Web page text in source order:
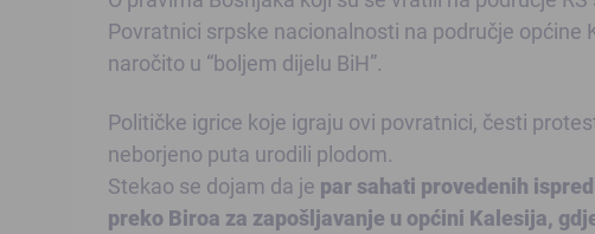
Povratnici srpske nacionalnosti na područje
naročito u “boljem dijelu BiH”.
Političke igrice koje igraju ovi povratnici, česti
neborjeno puta urodili plodom.
Stekao se dojam da je par sahati provedenih
preko Biroa za zapošljavanje u općini Kalesija,